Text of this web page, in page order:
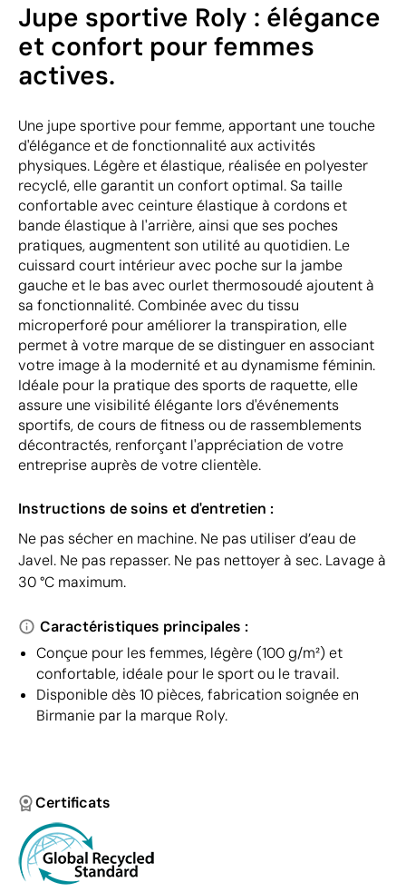
Jupe sportive Roly : élégance
et confort pour femmes
actives.
Une jupe sportive pour femme, apportant une touche
d'élégance et de fonctionnalité aux activités
physiques. Légère et élastique, réalisée en polyester
recyclé, elle garantit un confort optimal. Sa taille
confortable avec ceinture élastique à cordons et
bande élastique à l'arrière, ainsi que ses poches
pratiques, augmentent son utilité au quotidien. Le
cuissard court intérieur avec poche sur la jambe
gauche et le bas avec ourlet thermosoudé ajoutent à
sa fonctionnalité. Combinée avec du tissu
microperforé pour améliorer la transpiration, elle
permet à votre marque de se distinguer en associant
votre image à la modernité et au dynamisme féminin.
Idéale pour la pratique des sports de raquette, elle
assure une visibilité élégante lors d'événements
sportifs, de cours de fitness ou de rassemblements
décontractés, renforçant l'appréciation de votre
entreprise auprès de votre clientèle.
Instructions de soins et d'entretien :
Ne pas sécher en machine. Ne pas utiliser d’eau de
Javel. Ne pas repasser. Ne pas nettoyer à sec. Lavage à
30 °C maximum.
Caractéristiques principales :
Conçue pour les femmes, légère (100 g/m²) et
confortable, idéale pour le sport ou le travail.
Disponible dès 10 pièces, fabrication soignée en
Birmanie par la marque Roly.
Certificats